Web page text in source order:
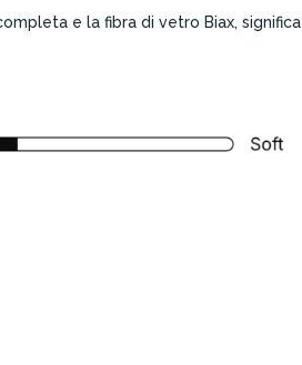
e la fibra di vetro Biax, significa